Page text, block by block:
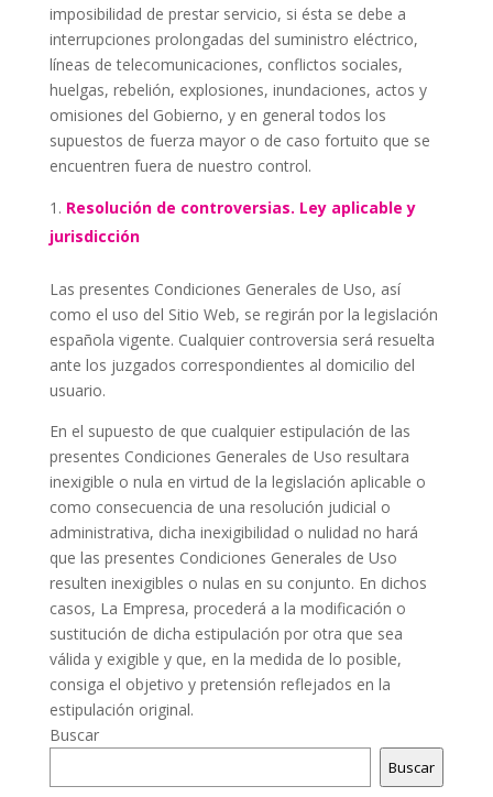
imposibilidad de prestar servicio, si ésta se debe a
interrupciones prolongadas del suministro eléctrico,
líneas de telecomunicaciones, conflictos sociales,
huelgas, rebelión, explosiones, inundaciones, actos y
omisiones del Gobierno, y en general todos los
supuestos de fuerza mayor o de caso fortuito que se
encuentren fuera de nuestro control.
Resolución de controversias. Ley aplicable y
jurisdicción
Las presentes Condiciones Generales de Uso, así
como el uso del Sitio Web, se regirán por la legislación
española vigente. Cualquier controversia será resuelta
ante los juzgados correspondientes al domicilio del
usuario.
En el supuesto de que cualquier estipulación de las
presentes Condiciones Generales de Uso resultara
inexigible o nula en virtud de la legislación aplicable o
como consecuencia de una resolución judicial o
administrativa, dicha inexigibilidad o nulidad no hará
que las presentes Condiciones Generales de Uso
resulten inexigibles o nulas en su conjunto. En dichos
casos, La Empresa, procederá a la modificación o
sustitución de dicha estipulación por otra que sea
válida y exigible y que, en la medida de lo posible,
consiga el objetivo y pretensión reflejados en la
estipulación original.
Buscar
Buscar